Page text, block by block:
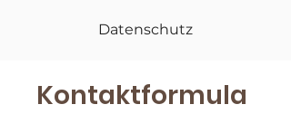
Datenschutz
Kontaktformula